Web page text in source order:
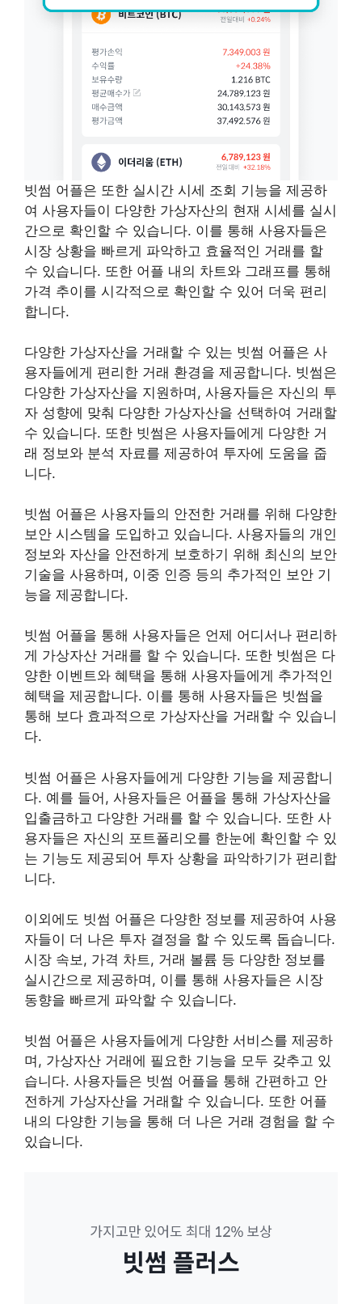
빗썸 어플은 또한 실시간 시세 조회 기능을 제공하
여 사용자들이 다양한 가상자산의 현재 시세를 실시
간으로 확인할 수 있습니다. 이를 통해 사용자들은
시장 상황을 빠르게 파악하고 효율적인 거래를 할
수 있습니다. 또한 어플 내의 차트와 그래프를 통해
가격 추이를 시각적으로 확인할 수 있어 더욱 편리
합니다.
다양한 가상자산을 거래할 수 있는 빗썸 어플은 사
용자들에게 편리한 거래 환경을 제공합니다. 빗썸은
다양한 가상자산을 지원하며, 사용자들은 자신의 투
자 성향에 맞춰 다양한 가상자산을 선택하여 거래할
수 있습니다. 또한 빗썸은 사용자들에게 다양한 거
래 정보와 분석 자료를 제공하여 투자에 도움을 줍
니다.
빗썸 어플은 사용자들의 안전한 거래를 위해 다양한
보안 시스템을 도입하고 있습니다. 사용자들의 개인
정보와 자산을 안전하게 보호하기 위해 최신의 보안
기술을 사용하며, 이중 인증 등의 추가적인 보안 기
능을 제공합니다.
빗썸 어플을 통해 사용자들은 언제 어디서나 편리하
게 가상자산 거래를 할 수 있습니다. 또한 빗썸은 다
양한 이벤트와 혜택을 통해 사용자들에게 추가적인
혜택을 제공합니다. 이를 통해 사용자들은 빗썸을
통해 보다 효과적으로 가상자산을 거래할 수 있습니
다.
빗썸 어플은 사용자들에게 다양한 기능을 제공합니
다. 예를 들어, 사용자들은 어플을 통해 가상자산을
입출금하고 다양한 거래를 할 수 있습니다. 또한 사
용자들은 자신의 포트폴리오를 한눈에 확인할 수 있
는 기능도 제공되어 투자 상황을 파악하기가 편리합
니다.
이외에도 빗썸 어플은 다양한 정보를 제공하여 사용
자들이 더 나은 투자 결정을 할 수 있도록 돕습니다.
시장 속보, 가격 차트, 거래 볼륨 등 다양한 정보를
실시간으로 제공하며, 이를 통해 사용자들은 시장
동향을 빠르게 파악할 수 있습니다.
빗썸 어플은 사용자들에게 다양한 서비스를 제공하
며, 가상자산 거래에 필요한 기능을 모두 갖추고 있
습니다. 사용자들은 빗썸 어플을 통해 간편하고 안
전하게 가상자산을 거래할 수 있습니다. 또한 어플
내의 다양한 기능을 통해 더 나은 거래 경험을 할 수
있습니다.